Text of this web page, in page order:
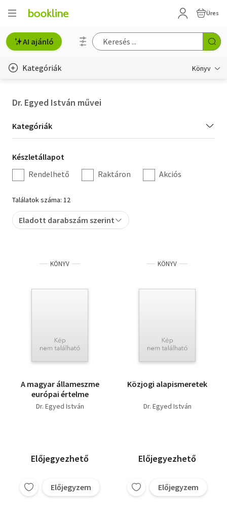
Üres
AI ajánló
Kategóriák Könyv
Hobbi, szabadidő
Irodalom
Művészet
Szakkönyv
Tankönyv, segédkönyv
Társadalomtudomány
Dr. Egyed István művei
Kategória
szűrés
Kategóriák
Készletállapot
szűrés
Készletállapot
Rendelhető
Raktáron Akciós
Találatok száma: 12
Eladott darabszám szerint
KÖNYV
A magyar állameszme
európai értelme
Dr. Egyed István
Előjegyezhető
Előjegyzem
KÖNYV
Közjogi alapismeretek
Dr. Egyed István
Előjegyezhető
Előjegyzem